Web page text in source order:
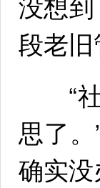
段老
“社
思了
确实